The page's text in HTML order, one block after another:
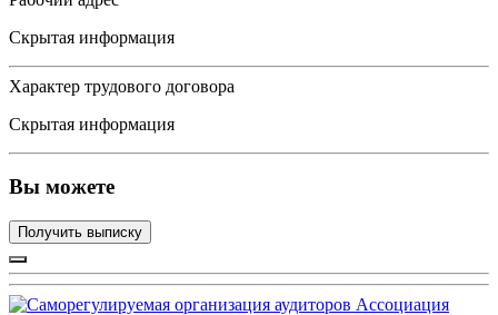
Скрытая информация
Характер трудового договора
Скрытая информация
Вы можете
Получить выписку